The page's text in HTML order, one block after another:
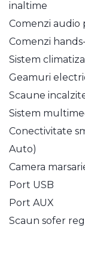
inaltime
Comenzi audio
Comenzi
Sistem
Geamuri
Scaune
Sistem
Conectivitate
Auto)
Camera
Port USB
Port AUX
Scaun sofer